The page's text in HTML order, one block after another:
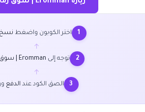
1 اختر الكوبون واضغط نسخ
←
2 توجه إلى Eromman | سوق رمان
←
3 الصق الكود عند الدفع